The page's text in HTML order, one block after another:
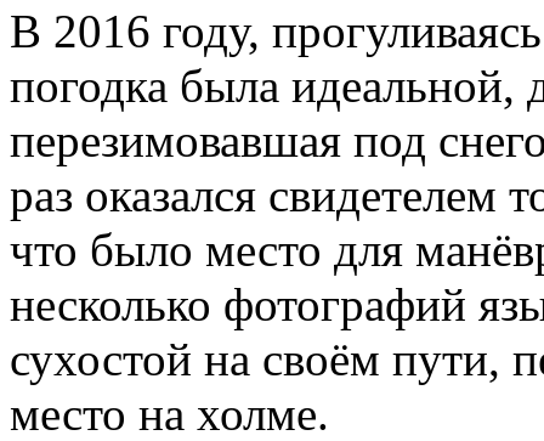
В 2016 году,
погодка была идеальной,
перезимовавшая под
раз оказался свидетелем
что было место для
несколько фотографий
сухостой на своём пути,
место на холме.